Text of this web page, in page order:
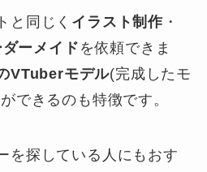
と同じく イラスト制作 ・
ーメイド を依頼できま
VTuberモデル(完成したモ
できるのも特徴です。
を探している人にもおす